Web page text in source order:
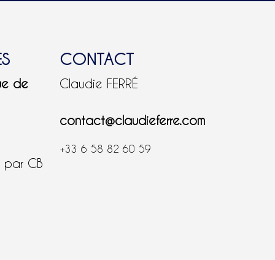
de
par CB
CONTACT
Claudie FERRÉ
contact@claudieferre.com
+33 6 58 82 60 59